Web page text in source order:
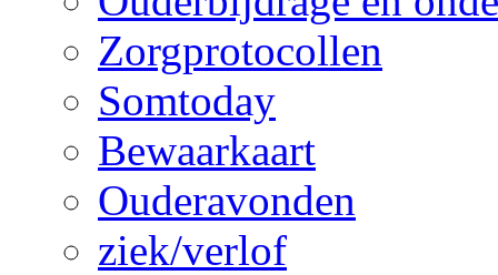
Zorgprotocollen
Somtoday
Bewaarkaart
Ouderavonden
ziek/verlof